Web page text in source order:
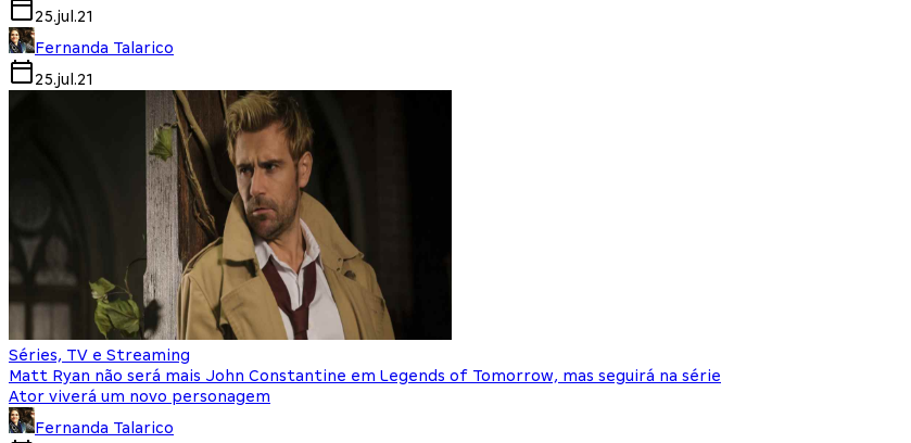
25.jul.21
Fernanda Talarico
25.jul.21
Séries, TV e Streaming
Matt Ryan não será mais John Constantine em Legends of Tomorrow, mas seguirá na série
Ator viverá um novo personagem
Fernanda Talarico